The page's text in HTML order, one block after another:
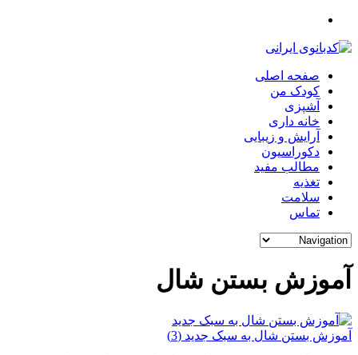
صفحه اصلی
کودک من
آشپزی
خانه داری
آرایش و زیبایی
دکوراسیون
مطالب مفید
تغذیه
سلامت
تماس
آموزش بستن شال
آموزش بستن شال به سبک جدید (3)